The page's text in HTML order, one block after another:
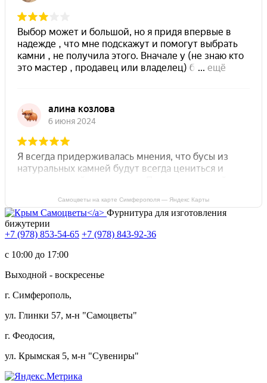
Самоцветы на карте Симферополя — Яндекс Карты
Фурнитура для изготовления
бижутерии
+7 (978) 853-54-65 +7 (978) 843-92-36
c 10:00 до 17:00
Выходной - воскресенье
г. Симферополь,
ул. Глинки 57, м-н "Самоцветы"
г. Феодосия,
ул. Крымская 5, м-н "Сувениры"